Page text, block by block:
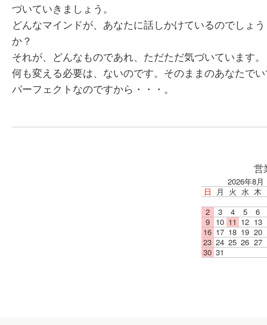
づいていきましょう。
どんなマインドが、あなたに話しかけているのでしょう
か？
それが、どんなものであれ、ただただ気づいています。
何も変える必要は、ないのです。そのままのあなたで
パーフェクトなのですから・・・。
営
2026年8月
日
月 火 水 木
2
3 4 5
6
9
10 11 12 13
16 17 18 19 20
23 24 25 26 27
30 31